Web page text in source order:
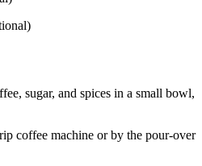
sugar, and spices in a small bowl,
coffee machine or by the pour-over